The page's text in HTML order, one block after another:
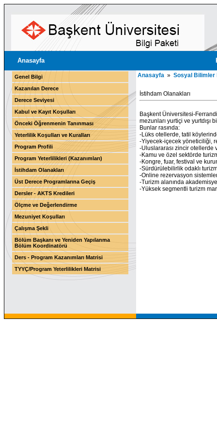
Anasayfa
Genel Bilgi
Kazanılan Derece
Derece Seviyesi
Kabul ve Kayıt Koşulları
Önceki Öğrenmenin Tanınması
Yeterlilik Koşulları ve Kuralları
Program Profili
Program Yeterlilikleri (Kazanımları)
İstihdam Olanakları
Üst Derece Programlarına Geçiş
Dersler - AKTS Kredileri
Ölçme ve Değerlendirme
Mezuniyet Koşulları
Çalışma Şekli
Bölüm Başkanı ve Yeniden Yapılanma
Bölüm Koordinatörü
Ders - Program Kazanımları Matrisi
TYYÇ/Program Yeterlilikleri Matrisi
Anasayfa » Sosyal Bilimler
İstihdam Olanakları
Başkent Üniversitesi-
mezunları yurtiçi ve yurtdışı
Bunlar rasında:
-Lüks otellerde, tatil
-Yiyecek-içecek yöneticiliği,
-Uluslararası zincir
-Kamu ve özel sektörde
-Kongre, fuar, festival ve
-Sürdürülebilirlik odaklı
-Online rezervasyon
-Turizm alanında
-Yüksek segmentli turizm